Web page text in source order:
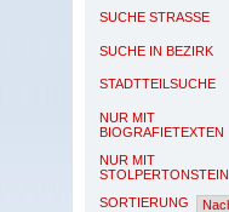
SUCHE STRASSE
SUCHE IN BEZIRK
STADTTEILSUCHE
NUR MIT
BIOGRAFIETEXTEN
NUR MIT
STOLPERTONSTEIN
SORTIERUNG